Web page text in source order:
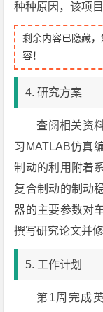
种种原因，该项
剩余内容已隐藏
容！
4. 研究方案
查阅相关资
习MATLAB仿真
制动的利用附着
复合制动的制动
器的主要参数对
撰写研究论文并修
5. 工作计划
第1周完成